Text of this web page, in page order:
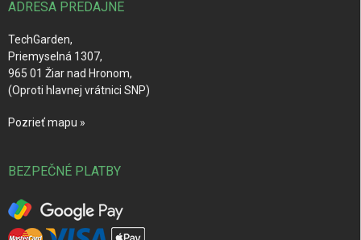
ADRESA PREDAJNE
TechGarden,
Priemyselná 1307,
965 01 Žiar nad Hronom,
(Oproti hlavnej vrátnici SNP)
Pozrieť mapu »
BEZPEČNÉ PLATBY